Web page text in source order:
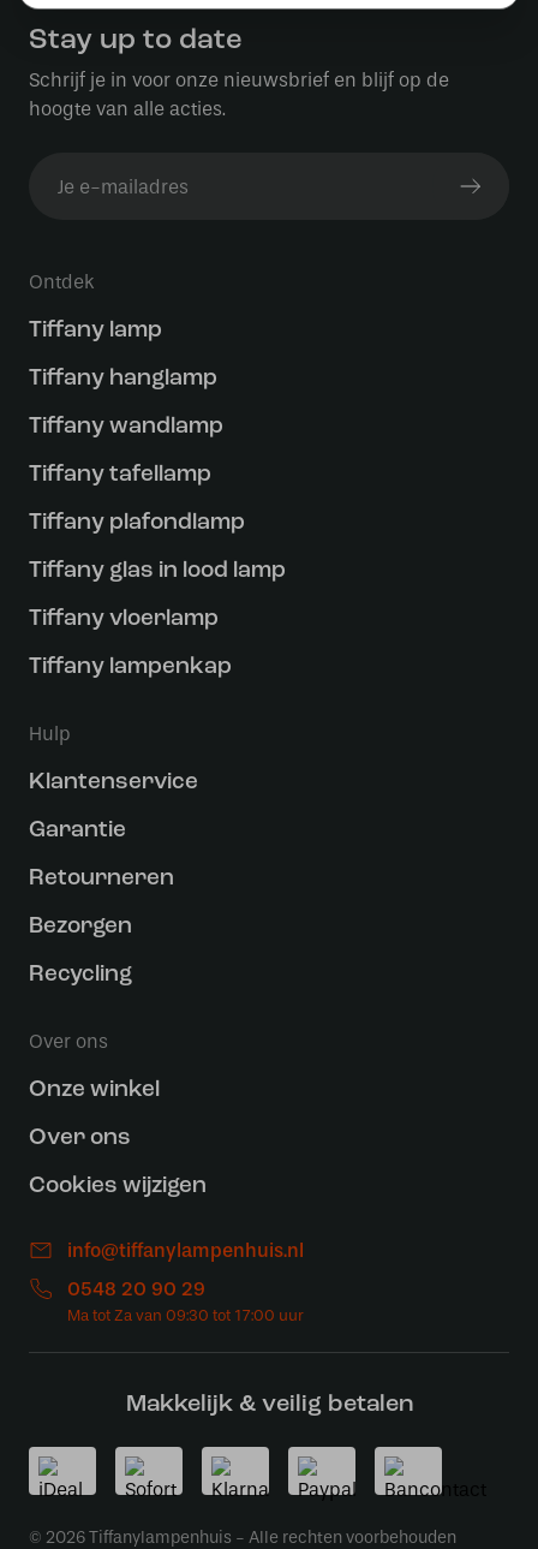
Stay up to date
Schrijf je in voor onze nieuwsbrief en blijf op de
hoogte van alle acties.
Ontdek
Tiffany lamp
Tiffany hanglamp
Tiffany wandlamp
Tiffany tafellamp
Tiffany plafondlamp
Tiffany glas in lood lamp
Tiffany vloerlamp
Tiffany lampenkap
Hulp
Klantenservice
Garantie
Retourneren
Bezorgen
Recycling
Over ons
Onze winkel
Over ons
Cookies wijzigen
info@tiffanylampenhuis.nl
0548 20 90 29
Makkelijk & veilig betalen
© 2026 Tiffanylampenhuis - Alle rechten voorbehouden